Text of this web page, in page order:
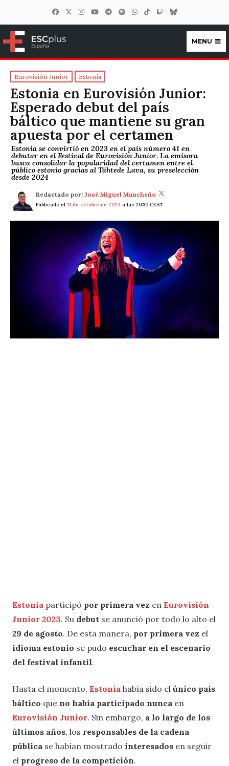
ESCplus España
MENU
Eurovisión Junior Estonia
Estonia en Eurovisión Junior:
Esperado debut del país
báltico que mantiene su gran
apuesta por el certamen
Estonia se convirtió en 2023 en el país número 41 en
debutar en el Festival de Eurovisión Junior. La emisora
busca consolidar la popularidad del certamen entre el
público estonio gracias al Tähtede Lava, su preselección
desde 2024
Redactado por: José Miguel Mancheño
Publicado el 11 de octubre de 2024 a las 20:30 CEST
Estonia participó por primera vez en Eurovisión
Junior 2023. Su debut se anunció por todo lo alto el
29 de agosto. De esta manera, por primera vez el
idioma estonio se pudo escuchar en el escenario
del festival infantil.
Hasta el momento, Estonia había sido el único país
báltico que no había participado nunca en
Eurovisión Junior. Sin embargo, a lo largo de los
últimos años, los responsables de la cadena
pública se habían mostrado interesados en seguir
el progreso de la competición.